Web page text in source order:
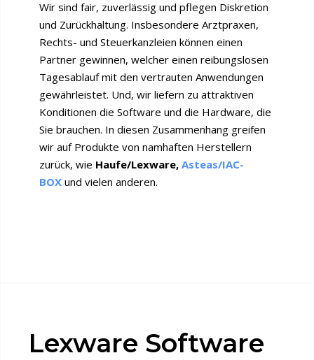
Wir sind fair, zuverlässig und pflegen Diskretion
und Zurückhaltung. Insbesondere Arztpraxen,
Rechts- und Steuerkanzleien können einen
Partner gewinnen, welcher einen reibungslosen
Tagesablauf mit den vertrauten Anwendungen
gewährleistet. Und, wir liefern zu attraktiven
Konditionen die Software und die Hardware, die
Sie brauchen. In diesen Zusammenhang greifen
wir auf Produkte von namhaften Herstellern
zurück, wie Haufe/Lexware, Asteas/IAC-
BOX und vielen anderen.
Lexware Software